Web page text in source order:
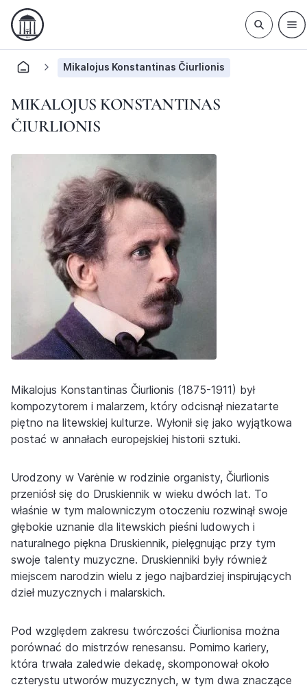
Mikalojus Konstantinas Čiurlionis
MIKALOJUS KONSTANTINAS
ČIURLIONIS
Mikalojus Konstantinas Čiurlionis (1875-1911) był
kompozytorem i malarzem, który odcisnął niezatarte
piętno na litewskiej kulturze. Wyłonił się jako wyjątkowa
postać w annałach europejskiej historii sztuki.
Urodzony w Varėnie w rodzinie organisty, Čiurlionis
przeniósł się do Druskiennik w wieku dwóch lat. To
właśnie w tym malowniczym otoczeniu rozwinął swoje
głębokie uznanie dla litewskich pieśni ludowych i
naturalnego piękna Druskiennik, pielęgnując przy tym
swoje talenty muzyczne. Druskienniki były również
miejscem narodzin wielu z jego najbardziej inspirujących
dzieł muzycznych i malarskich.
Pod względem zakresu twórczości Čiurlionisa można
porównać do mistrzów renesansu. Pomimo kariery,
która trwała zaledwie dekadę, skomponował około
czterystu utworów muzycznych, w tym dwa znaczące